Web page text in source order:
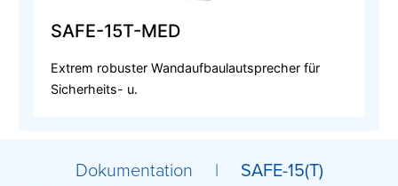
SAFE-15T-MED
Extrem robuster Wandaufbaulautsprecher für
Sicherheits- u.
Dokumentation | SAFE-15(T)